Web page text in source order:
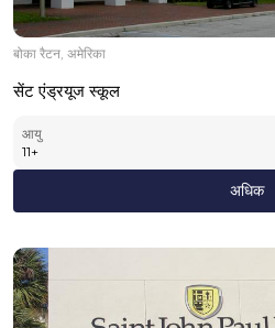
बोका रैटन, अमेरिका
सेंट एंड्रयूज स्कूल
आयु
11+
अधिक